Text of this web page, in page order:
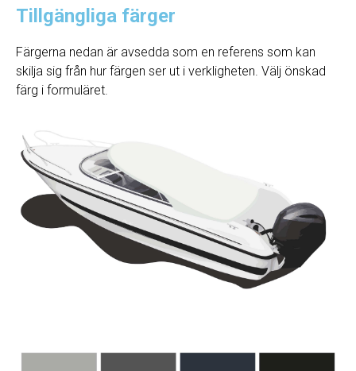
Tillgängliga färger
Färgerna nedan är avsedda som en referens som kan
skilja sig från hur färgen ser ut i verkligheten. Välj önskad
färg i formuläret.